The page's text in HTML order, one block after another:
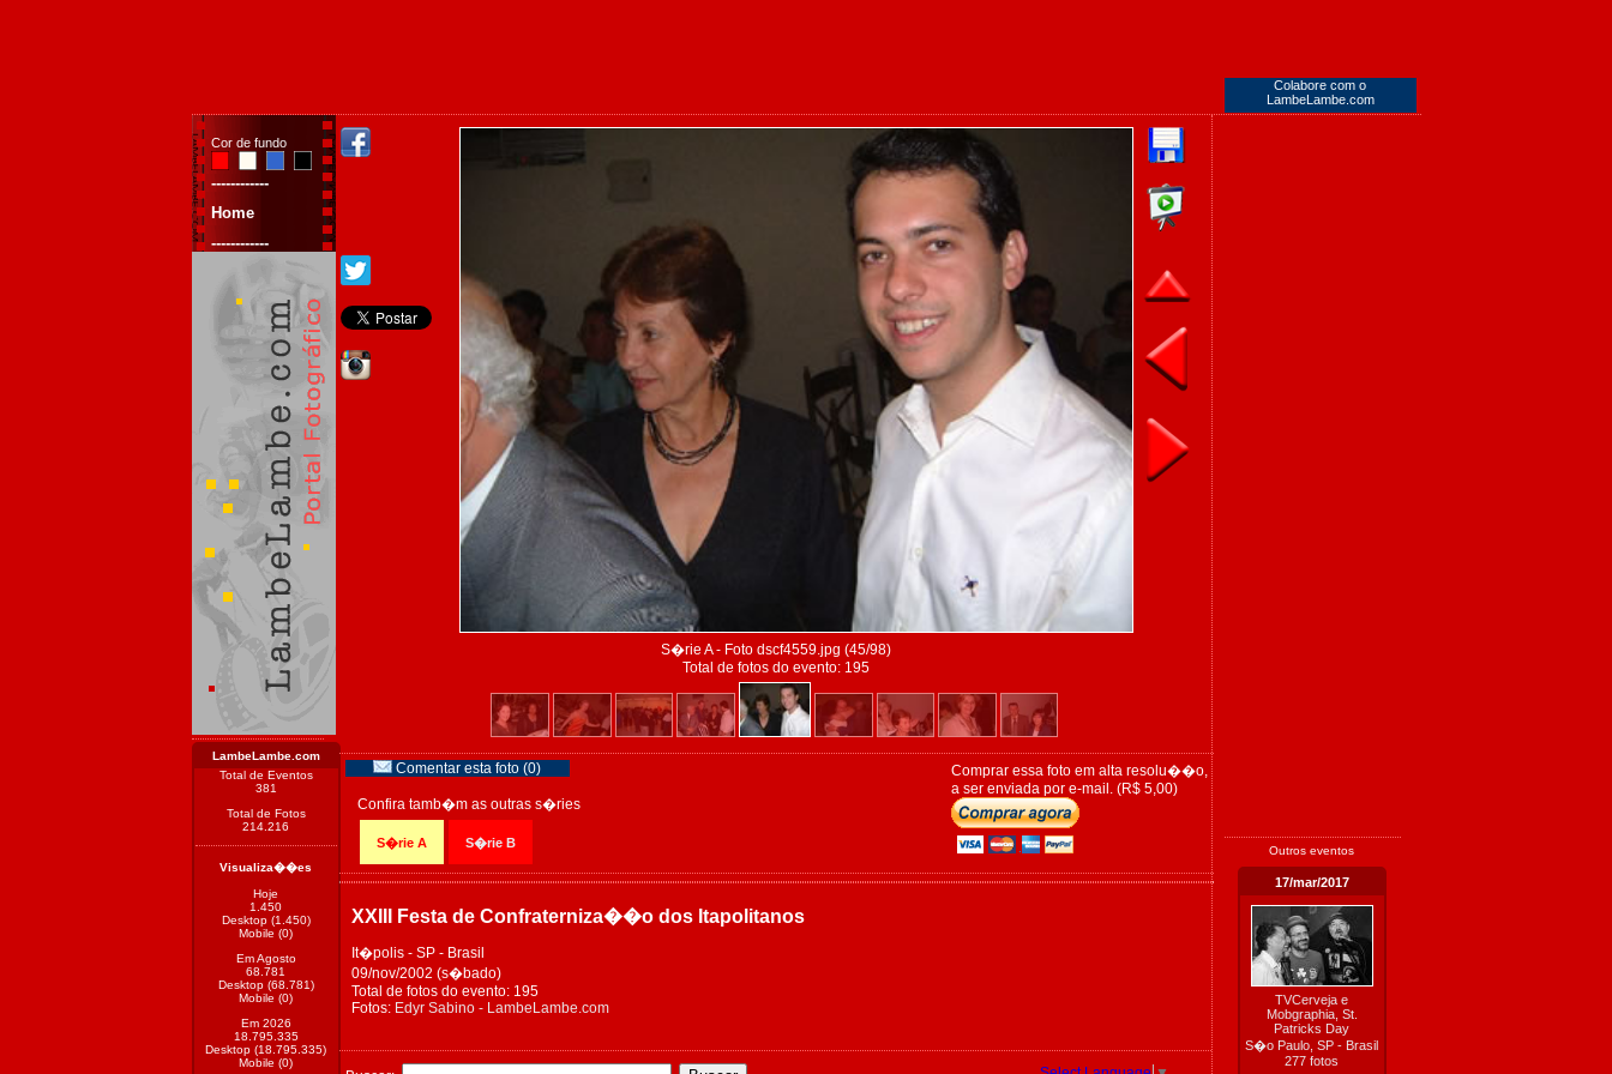
Colabore com o
LambeLambe.com
Cor de fundo
------------
Home
------------
LambeLambe.com
Total de Eventos
381
Total de Fotos
214.216
Visualiza��es
Hoje
1.450
Desktop (1.450)
Mobile (0)
Em Agosto
68.781
Desktop (68.781)
Mobile (0)
Em 2026
18.795.335
Desktop (18.795.335)
Mobile (0)
S�rie A - Foto dscf4559.jpg (45/98)
Total de fotos do evento: 195
Comprar essa foto em alta resolu��o,
a ser enviada por e-mail. (R$ 5,00)
Comentar esta foto (0)
Confira tamb�m as outras s�ries
S�rie A S�rie B
XXIII Festa de Confraterniza��o dos Itapolitanos
It�polis - SP - Brasil
09/nov/2002 (s�bado)
Total de fotos do evento: 195
Fotos: Edyr Sabino - LambeLambe.com
Outros eventos
17/mar/2017
TVCerveja e
Mobgraphia, St.
Patricks Day
S�o Paulo, SP - Brasil
277 fotos